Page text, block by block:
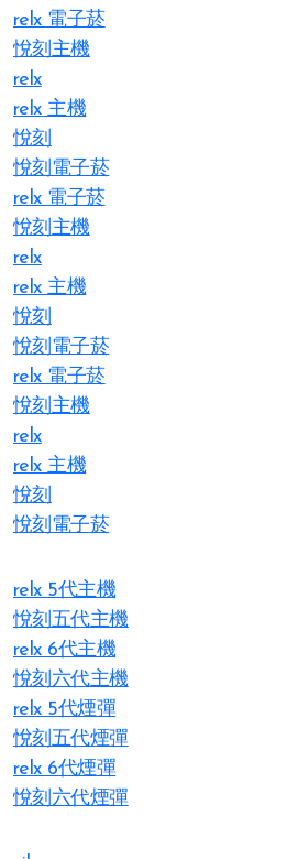
relx 電子菸
悅刻主機
relx
relx 主機
悅刻
悅刻電子菸
relx 電子菸
悅刻主機
relx
relx 主機
悅刻
悅刻電子菸
relx 電子菸
悅刻主機
relx
relx 主機
悅刻
悅刻電子菸
relx 5代主機
悅刻五代主機
relx 6代主機
悅刻六代主機
relx 5代煙彈
悅刻五代煙彈
relx 6代煙彈
悅刻六代煙彈